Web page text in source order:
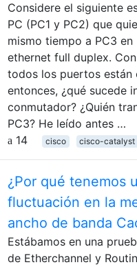
Considere el siguiente
PC (PC1 y PC2) que
mismo tiempo a PC3
ethernet full duplex.
todos los puertos están
entonces, ¿qué sucede
conmutador? ¿Quién
PC3? He leído antes …
14
cisco cisco-catalyst
¿Por qué tenemos
fluctuación en la
ancho de banda
Estábamos en una
de Etherchannel y